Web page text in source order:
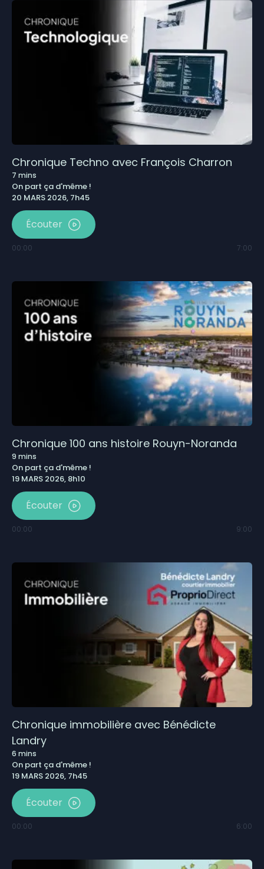
Chronique Techno avec François Charron
7 mins
On part ça d'même !
20 MARS 2026, 7h45
Écouter
00:00 7:00
Chronique 100 ans histoire Rouyn-Noranda
9 mins
On part ça d'même !
19 MARS 2026, 8h10
Écouter
00:00 9:00
Chronique immobilière avec Bénédicte
Landry
6 mins
On part ça d'même !
19 MARS 2026, 7h45
Écouter
00:00 6:00